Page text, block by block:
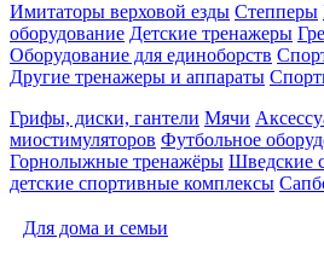
Имитаторы верховой езды Степперы
оборудование Детские тренажеры
Оборудование для единоборств
Другие тренажеры и аппараты
Грифы, диски, гантели Мячи
миостимуляторов Футбольное
Горнолыжные тренажёры Шведские
детские спортивные комплексы
Для дома и семьи